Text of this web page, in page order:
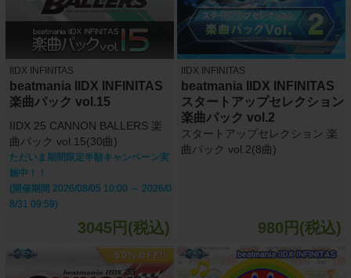
IIDX INFINITAS
beatmania IIDX INFINITAS
楽曲パック vol.15
IIDX 25 CANNON BALLERS 楽
曲パック vol.15(30曲)
ただいま期間限定半額キャンペーン実
施中！！
(開催期間 2026/08/05 10:00 ～ 2026/0
8/31 09:59)
3045円(税込)
IIDX INFINITAS
beatmania IIDX INFINITAS
スタートアップセレクション
楽曲パック vol.2
スタートアップセレクション 楽
曲パック vol.2(8曲)
980円(税込)